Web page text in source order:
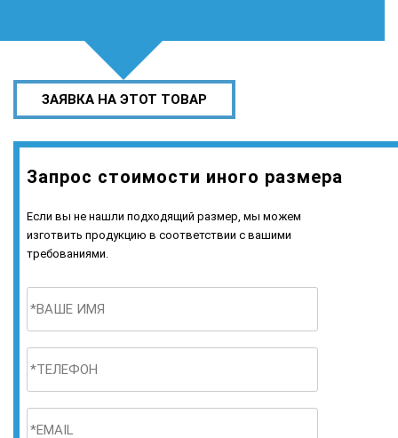
ЗАЯВКА НА ЭТОТ ТОВАР
Запрос стоимости иного размера
Если вы не нашли подходящий размер, мы можем
изготвить продукцию в соответствии с вашими
требованиями.